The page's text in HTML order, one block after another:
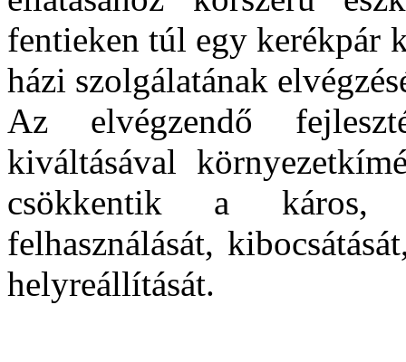
fentieken túl egy kerékpár
házi szolgálatának
Az elvégzendő
kiváltásával
csökkentik a káros,
felhasználását,
helyreállítását.